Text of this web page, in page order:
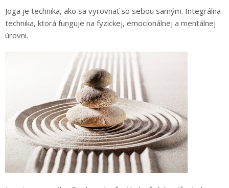
Joga je technika, ako sa vyrovnať so sebou samým. Integrálna
technika, ktorá funguje na fyzickej, emocionálnej a mentálnej
úrovni.